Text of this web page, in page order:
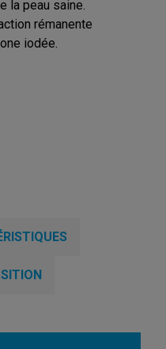
la peau saine.
rémanente
iodée.